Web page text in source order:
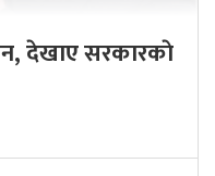
देखाए सरकारकाे